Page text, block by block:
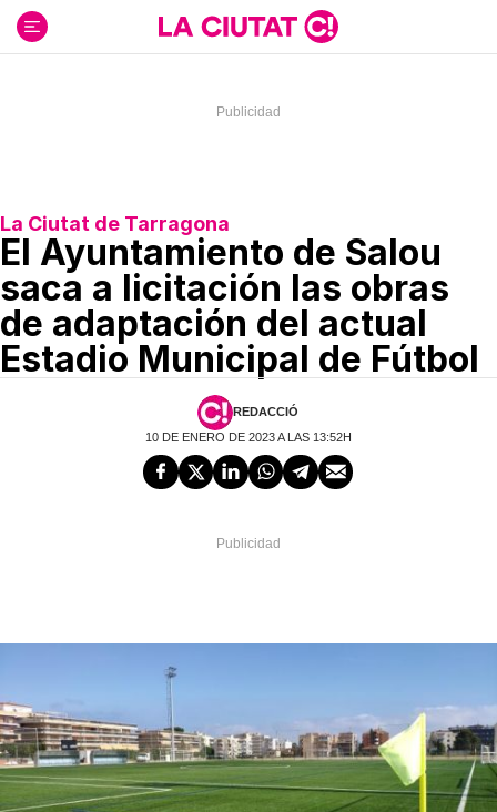
contenido
La Ciutat de Tarragona
El Ayuntamiento de Salou
saca a licitación las obras
de adaptación del actual
Estadio Municipal de Fútbol
REDACCIÓ
10 DE ENERO DE 2023 A LAS 13:52H